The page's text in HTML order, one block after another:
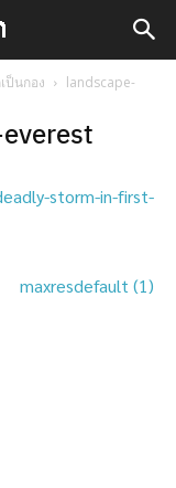
ป็นกอง
landscape-
storm-in-first-
maxresdefault (1)